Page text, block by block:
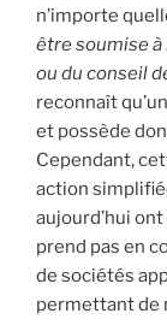
n’importe
être soumise à
ou du conseil
reconnaît
et possède
Cependant,
action
aujourd’hui
prend pas en
de sociétés
permettant de